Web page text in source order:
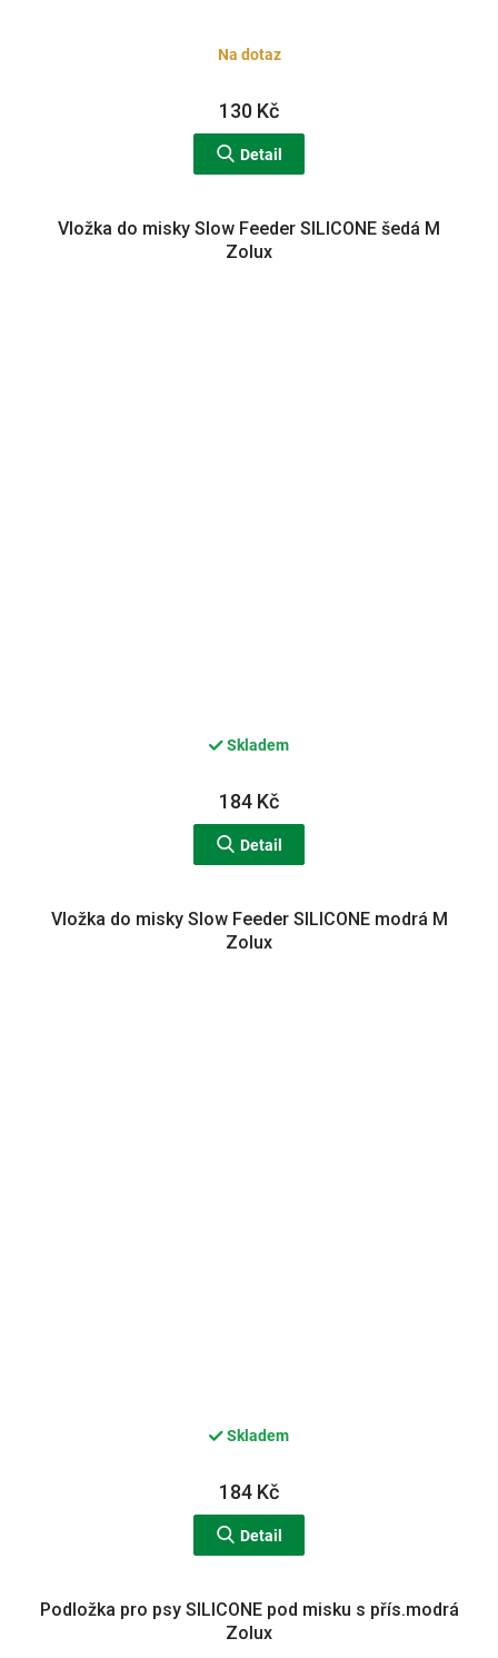
Na dotaz
130 Kč
Detail
Vložka do misky Slow Feeder SILICONE šedá M
Zolux
Skladem
184 Kč
Detail
Vložka do misky Slow Feeder SILICONE modrá M
Zolux
Skladem
184 Kč
Detail
Podložka pro psy SILICONE pod misku s přís.modrá
Zolux